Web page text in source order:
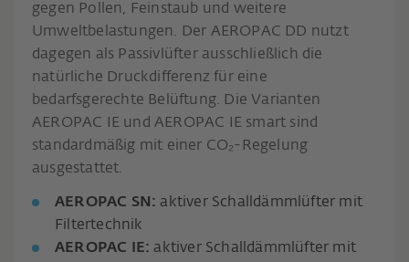
gegen Pollen, Feinstaub und weitere
Umweltbelastungen. Der AEROPAC DD nutzt
dagegen als Passivlüfter ausschließlich die
natürliche Druckdifferenz für eine
bedarfsgerechte Belüftung. Die Varianten
AEROPAC IE und AEROPAC IE smart sind
standardmäßig mit einer CO₂-Regelung
ausgestattet.
AEROPAC SN: aktiver Schalldämmlüfter mit
Filtertechnik
AEROPAC IE: aktiver Schalldämmlüfter mit